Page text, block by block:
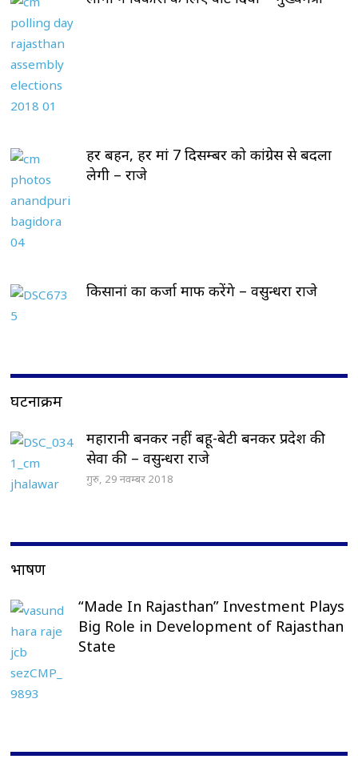
हर बहन, हर मां 7 दिसम्बर को कांग्रेस से बदला
लेगी – राजे
किसानां का कर्जा माफ करेंगे – वसुन्धरा राजे
घटनाक्रम
महारानी बनकर नहीं बहू-बेटी बनकर प्रदेश की
सेवा की – वसुन्धरा राजे
गुरु, 29 नवम्बर 2018
भाषण
“Made In Rajasthan” Investment Plays
Big Role in Development of Rajasthan
State